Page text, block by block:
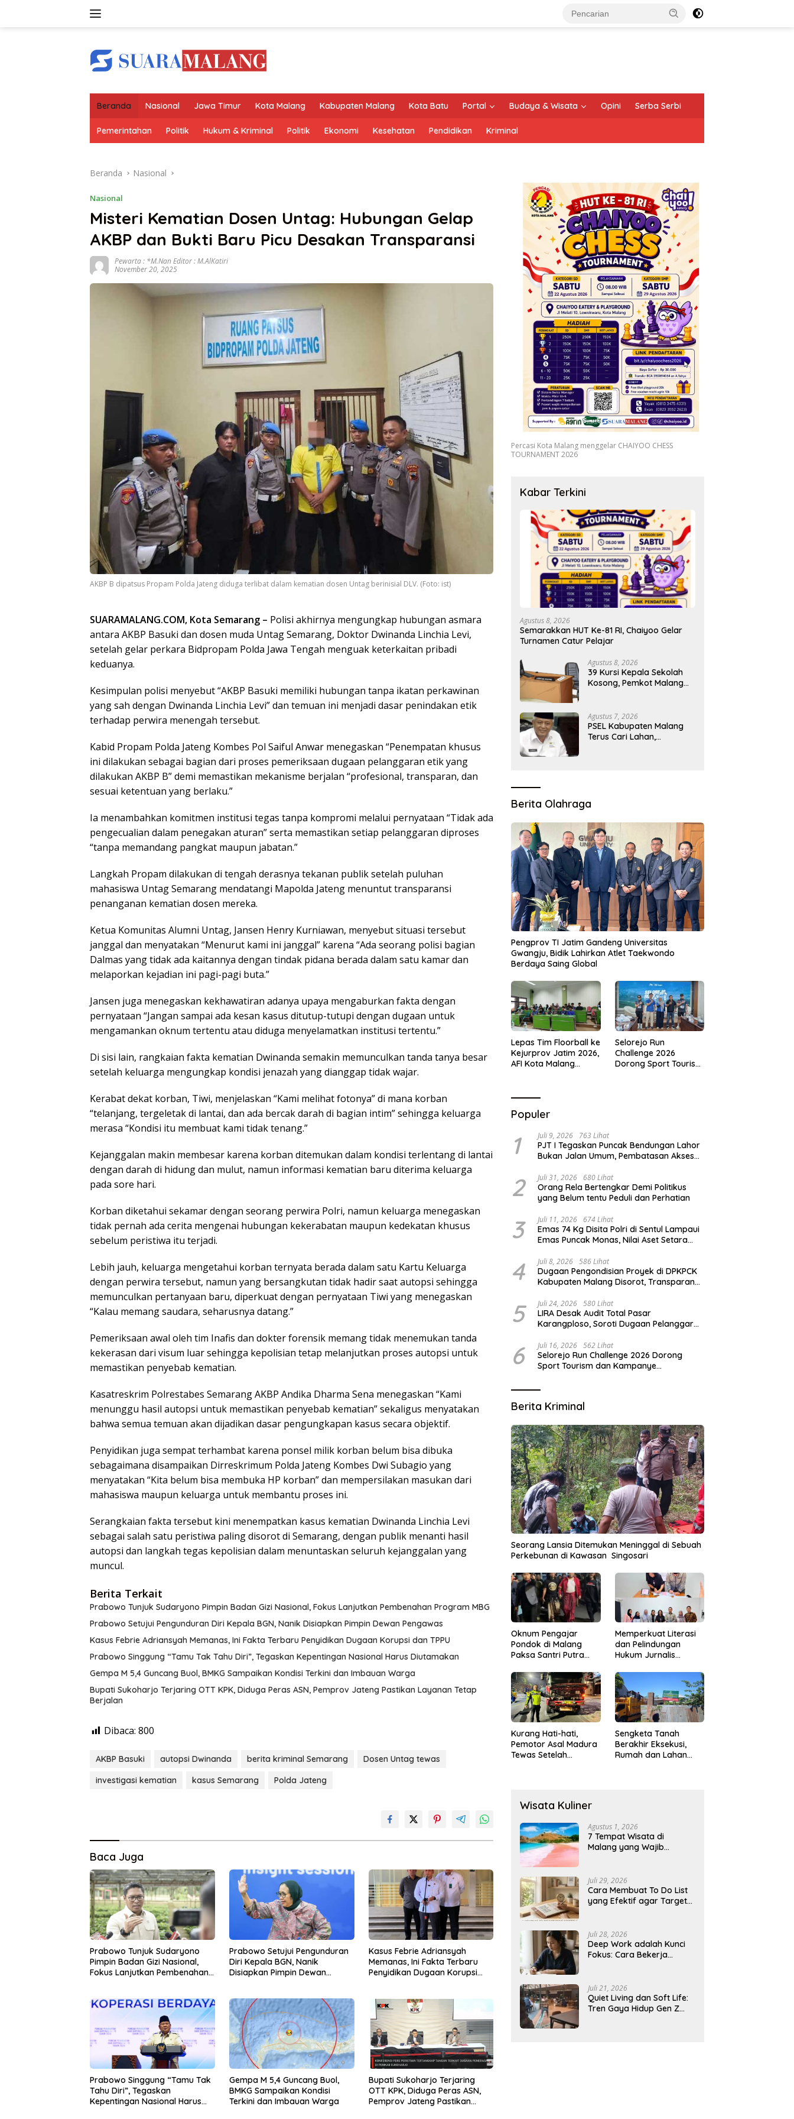
Beranda Nasional Jawa Timur Kota Malang Kabupaten Malang Kota Batu Portal Budaya & Wisata Opini Serba Serbi
Pemerintahan Politik Hukum & Kriminal Politik Ekonomi Kesehatan Pendidikan Kriminal
Beranda Nasional
Nasional
Misteri Kematian Dosen Untag: Hubungan Gelap
AKBP dan Bukti Baru Picu Desakan Transparansi
Pewarta : *M.Nan Editor : M.AlKatiri
November 20, 2025
AKBP B dipatsus Propam Polda Jateng diduga terlibat dalam kematian dosen Untag berinisial DLV. (Foto: ist)
SUARAMALANG.COM, Kota Semarang – Polisi akhirnya mengungkap hubungan asmara
antara AKBP Basuki dan dosen muda Untag Semarang, Doktor Dwinanda Linchia Levi,
setelah gelar perkara Bidpropam Polda Jawa Tengah menguak keterkaitan pribadi
keduanya.
Kesimpulan polisi menyebut “AKBP Basuki memiliki hubungan tanpa ikatan perkawinan
yang sah dengan Dwinanda Linchia Levi” dan temuan ini menjadi dasar penindakan etik
terhadap perwira menengah tersebut.
Kabid Propam Polda Jateng Kombes Pol Saiful Anwar menegaskan “Penempatan khusus
ini dilakukan sebagai bagian dari proses pemeriksaan dugaan pelanggaran etik yang
dilakukan AKBP B” demi memastikan mekanisme berjalan “profesional, transparan, dan
sesuai ketentuan yang berlaku.”
Ia menambahkan komitmen institusi tegas tanpa kompromi melalui pernyataan “Tidak ada
pengecualian dalam penegakan aturan” serta memastikan setiap pelanggaran diproses
“tanpa memandang pangkat maupun jabatan.”
Langkah Propam dilakukan di tengah derasnya tekanan publik setelah puluhan
mahasiswa Untag Semarang mendatangi Mapolda Jateng menuntut transparansi
penanganan kematian dosen mereka.
Ketua Komunitas Alumni Untag, Jansen Henry Kurniawan, menyebut situasi tersebut
janggal dan menyatakan “Menurut kami ini janggal” karena “Ada seorang polisi bagian
Dalmas yang tidak ada kaitannya dengan tindak pidana berada dalam satu kamar dan
melaporkan kejadian ini pagi-pagi buta.”
Jansen juga menegaskan kekhawatiran adanya upaya mengaburkan fakta dengan
pernyataan “Jangan sampai ada kesan kasus ditutup-tutupi dengan dugaan untuk
mengamankan oknum tertentu atau diduga menyelamatkan institusi tertentu.”
Di sisi lain, rangkaian fakta kematian Dwinanda semakin memunculkan tanda tanya besar
setelah keluarga mengungkap kondisi jenazah yang dianggap tidak wajar.
Kerabat dekat korban, Tiwi, menjelaskan “Kami melihat fotonya” di mana korban
“telanjang, tergeletak di lantai, dan ada bercak darah di bagian intim” sehingga keluarga
merasa “Kondisi itu membuat kami tidak tenang.”
Kejanggalan makin membesar karena korban ditemukan dalam kondisi terlentang di lantai
dengan darah di hidung dan mulut, namun informasi kematian baru diterima keluarga
pada sore hari.
Korban diketahui sekamar dengan seorang perwira Polri, namun keluarga menegaskan
tidak pernah ada cerita mengenai hubungan kekerabatan maupun kedekatan khusus
sebelum peristiwa itu terjadi.
Lebih jauh, keluarga mengetahui korban ternyata berada dalam satu Kartu Keluarga
dengan perwira tersebut, namun yang bersangkutan tidak hadir saat autopsi sehingga
memunculkan pertanyaan baru, diperkuat dengan pernyataan Tiwi yang menegaskan
“Kalau memang saudara, seharusnya datang.”
Pemeriksaan awal oleh tim Inafis dan dokter forensik memang tidak menemukan tanda
kekerasan dari visum luar sehingga kepolisian tetap melanjutkan proses autopsi untuk
memastikan penyebab kematian.
Kasatreskrim Polrestabes Semarang AKBP Andika Dharma Sena menegaskan “Kami
menunggu hasil autopsi untuk memastikan penyebab kematian” sekaligus menyatakan
bahwa semua temuan akan dijadikan dasar pengungkapan kasus secara objektif.
Penyidikan juga sempat terhambat karena ponsel milik korban belum bisa dibuka
sebagaimana disampaikan Dirreskrimum Polda Jateng Kombes Dwi Subagio yang
menyatakan “Kita belum bisa membuka HP korban” dan mempersilakan masukan dari
mahasiswa maupun keluarga untuk membantu proses ini.
Serangkaian fakta tersebut kini menempatkan kasus kematian Dwinanda Linchia Levi
sebagai salah satu peristiwa paling disorot di Semarang, dengan publik menanti hasil
autopsi dan langkah tegas kepolisian dalam menuntaskan seluruh kejanggalan yang
muncul.
Berita Terkait
Prabowo Tunjuk Sudaryono Pimpin Badan Gizi Nasional, Fokus Lanjutkan Pembenahan Program MBG
Prabowo Setujui Pengunduran Diri Kepala BGN, Nanik Disiapkan Pimpin Dewan Pengawas
Kasus Febrie Adriansyah Memanas, Ini Fakta Terbaru Penyidikan Dugaan Korupsi dan TPPU
Prabowo Singgung “Tamu Tak Tahu Diri”, Tegaskan Kepentingan Nasional Harus Diutamakan
Gempa M 5,4 Guncang Buol, BMKG Sampaikan Kondisi Terkini dan Imbauan Warga
Bupati Sukoharjo Terjaring OTT KPK, Diduga Peras ASN, Pemprov Jateng Pastikan Layanan Tetap
Berjalan
Dibaca: 800
AKBP Basuki autopsi Dwinanda berita kriminal Semarang
Dosen Untag tewas
investigasi kematian
kasus Semarang Polda Jateng
Baca Juga
Prabowo Tunjuk Sudaryono
Pimpin Badan Gizi Nasional,
Fokus Lanjutkan Pembenahan
Prabowo Setujui Pengunduran
Diri Kepala BGN, Nanik
Disiapkan Pimpin Dewan
Kasus Febrie Adriansyah
Memanas, Ini Fakta Terbaru
Penyidikan Dugaan Korupsi
Prabowo Singgung “Tamu Tak
Tahu Diri”, Tegaskan
Kepentingan Nasional Harus
Gempa M 5,4 Guncang Buol,
BMKG Sampaikan Kondisi
Terkini dan Imbauan Warga
Bupati Sukoharjo Terjaring
OTT KPK, Diduga Peras ASN,
Pemprov Jateng Pastikan
Percasi Kota Malang menggelar CHAIYOO CHESS
TOURNAMENT 2026
Kabar Terkini
Agustus 8, 2026
Semarakkan HUT Ke-81 RI, Chaiyoo Gelar
Turnamen Catur Pelajar
Agustus 8, 2026
39 Kursi Kepala Sekolah
Kosong, Pemkot Malang
Pusat
Agustus 7, 2026
PSEL Kabupaten Malang
Terus Cari Lahan,
Berita Olahraga
Pengprov TI Jatim Gandeng Universitas
Gwangju, Bidik Lahirkan Atlet Taekwondo
Berdaya Saing Global
Lepas Tim Floorball ke
Kejurprov Jatim 2026,
AFI Kota Malang
Selorejo Run
Challenge 2026
Dorong Sport Tourism
Populer
1 Juli 9, 2026 763 Lihat
PJT I Tegaskan Puncak Bendungan Lahor
Bukan Jalan Umum, Pembatasan Akses
2 Juli 31, 2026 680 Lihat
Orang Rela Bertengkar Demi Politikus
yang Belum tentu Peduli dan Perhatian
3 Juli 11, 2026 674 Lihat
Emas 74 Kg Disita Polri di Sentul Lampaui
Emas Puncak Monas, Nilai Aset Setara
4 Juli 8, 2026 586 Lihat
Dugaan Pengondisian Proyek di DPKPCK
Kabupaten Malang Disorot, Transparansi
5 Juli 24, 2026 580 Lihat
LIRA Desak Audit Total Pasar
Karangploso, Soroti Dugaan Pelanggaran
6 Juli 16, 2026 562 Lihat
Selorejo Run Challenge 2026 Dorong
Sport Tourism dan Kampanye
Berita Kriminal
Seorang Lansia Ditemukan Meninggal di Sebuah
Perkebunan di Kawasan Singosari
Oknum Pengajar
Pondok di Malang
Paksa Santri Putra
Memperkuat Literasi
dan Pelindungan
Hukum Jurnalis
Hukumonline
Menyediakan Layanan
AI Gratis
Kurang Hati-hati,
Pemotor Asal Madura
Tewas Setelah
Sengketa Tanah
Berakhir Eksekusi,
Rumah dan Lahan
Wisata Kuliner
Agustus 1, 2026
7 Tempat Wisata di
Malang yang Wajib
Juli 29, 2026
Cara Membuat To Do List
yang Efektif agar Target
Juli 28, 2026
Deep Work adalah Kunci
Fokus: Cara Bekerja
Juli 21, 2026
Quiet Living dan Soft Life:
Tren Gaya Hidup Gen Z